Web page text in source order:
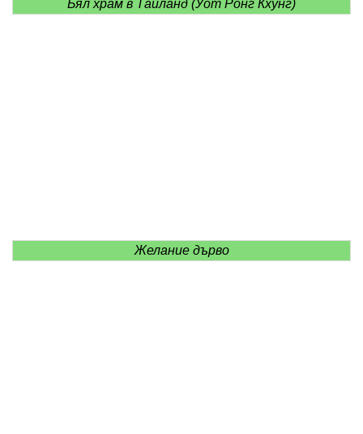
Бял храм в Тайланд (Уот Ронг Кхунг)
Желание дърво